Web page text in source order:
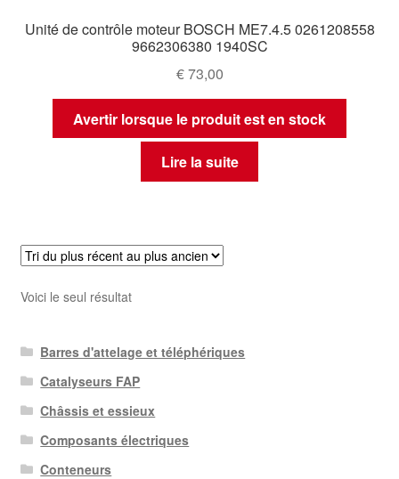
Unité de contrôle moteur BOSCH ME7.4.5 0261208558
9662306380 1940SC
€73,00
Avertir lorsque le produit est en stock
Lire la suite
Voici le seul résultat
Barres d'attelage et téléphériques
Catalyseurs FAP
Châssis et essieux
Composants électriques
Conteneurs